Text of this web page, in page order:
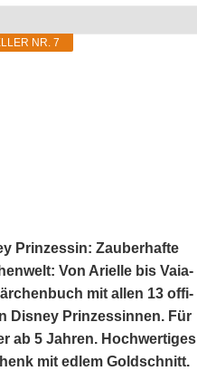
NR. 7
Prin­zes­sin: Zau­ber­haf­te
Von Ari­el­le bis Vai­a­
mit allen 13 offi­
Dis­ney Prin­zes­sin­nen. Für
ab 5 Jah­ren. Hoch­wer­ti­ges
mit edlem Goldschnitt.